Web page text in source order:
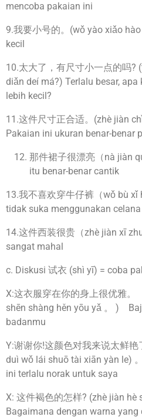
mencoba pakaian ini
9.我要小号的。(wǒ yào xiǎo
kecil
10.太大了，有尺寸小一点的吗?
diǎn deí má?) Terlalu besar,
lebih kecil?
11.这件尺寸正合适。(zhè jiàn
Pakaian ini ukuran benar-benar
那件裙子很漂亮（nà jiàn
itu benar-benar cantik
13.我不喜欢穿牛仔裤（wǒ bù
tidak suka menggunakan
14.这件西装很贵（zhè jiàn xī
sangat mahal
c. Diskusi 试衣 (shì yī) = coba
X:这衣服穿在你的身上很优雅
shēn shàng hěn yōu yǎ 。 )
badanmu
Y:谢谢你!这颜色对我来说太鲜艳
duì wǒ lái shuō tài xiān yàn le)
ini terlalu norak untuk saya
X: 这件褐色的怎样? (zhè jiàn hè
Bagaimana dengan warna yang